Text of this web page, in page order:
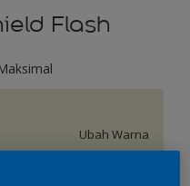
Flash
Ubah Warna